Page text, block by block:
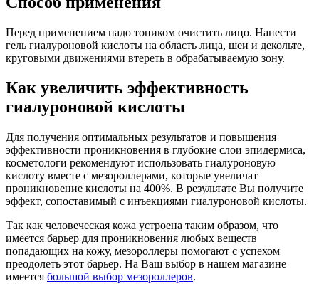
Перед применением надо тоником очистить лицо. Нанести
гель гиалуроновой кислоты на область лица, шеи и декольте,
круговыми движениями втереть в обрабатываемую зону.
Как увеличить эффективность
гиалуроновой кислоты
Для получения оптимальных результатов и повышения
эффективности проникновения в глубокие слои эпидермиса,
косметологи рекомендуют использовать гиалуроновую
кислоту вместе с мезороллерами, которые увеличат
проникновение кислоты на 400%. В результате Вы получите
эффект, сопоставимый с инъекциями гиалуроновой кислоты.
Так как человеческая кожа устроена таким образом, что
имеется барьер для проникновения любых веществ
попадающих на кожу, мезороллеры помогают с успехом
преодолеть этот барьер. На Ваш выбор в нашем магазине
имеется большой выбор мезороллеров.